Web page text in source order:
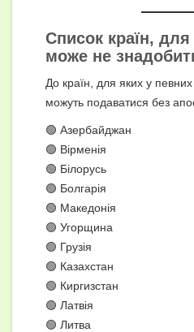
Список країн, для
може не
До країн, для яких у
можуть подаватися без
🟢 Азербайджан
🟢 Вірменія
🟢 Білорусь
🟢 Болгарія
🟢 Македонія
🟢 Угорщина
🟢 Грузія
🟢 Казахстан
🟢 Киргизстан
🟢 Латвія
🟢 Литва